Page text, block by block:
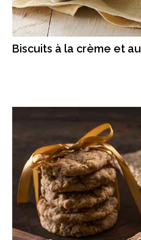
Biscuits à la crème et